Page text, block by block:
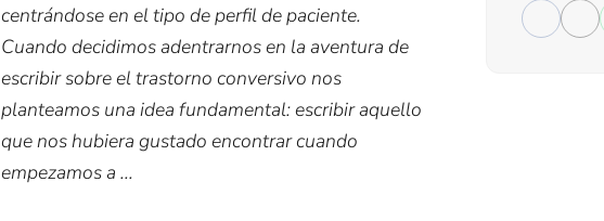
centrándose en el tipo de perfil de paciente.
Cuando decidimos adentrarnos en la aventura de
escribir sobre el trastorno conversivo nos
planteamos una idea fundamental: escribir aquello
que nos hubiera gustado encontrar cuando
empezamos a ...